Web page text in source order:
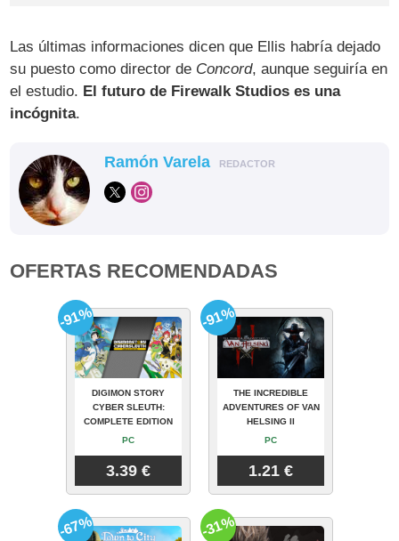
Las últimas informaciones dicen que Ellis habría dejado
su puesto como director de Concord, aunque seguiría en
el estudio. El futuro de Firewalk Studios es una
incógnita.
Ramón Varela REDACTOR
OFERTAS RECOMENDADAS
DIGIMON STORY
CYBER SLEUTH:
COMPLETE EDITION
PC
3.39 €
-91%
THE INCREDIBLE
ADVENTURES OF VAN
HELSING II
PC
1.21 €
-91%
-67% -31%